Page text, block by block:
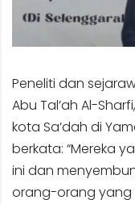
Peneliti dan
Abu Tal’ah Al-
kota Sa’dah di
berkata: “Mereka
ini dan
orang-orang yang